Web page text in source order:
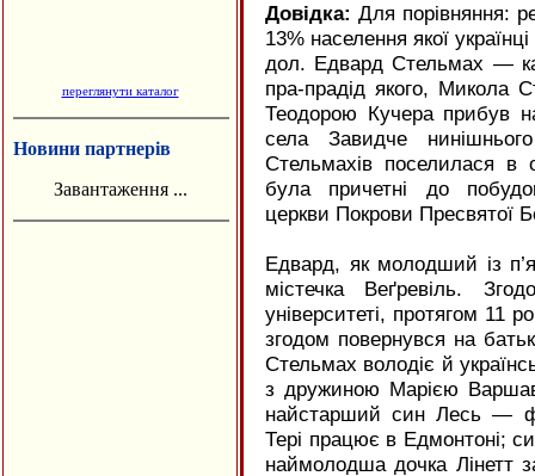
переглянути каталог
Новини партнерів
Завантаження ...
Довідка: Для порівняння:
13% населення якої
дол. Едвард Стельмах —
пра-прадід якого, Микола
Теодорою Кучера прибув
села Завидче
Стельмахів поселилася в
була причетні до
церкви Покрови Пресвятої
Едвард, як молодший із
містечка Веґревіль.
університеті, протягом 11
згодом повернувся на
Стельмах володіє й
з дружиною Марією
найстарший син Лесь —
Тері працює в Едмонтоні;
наймолодша дочка Лінетт